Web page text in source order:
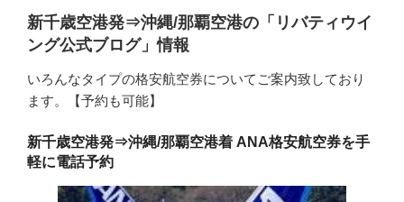
新千歳空港発⇒沖縄/那覇空港の「リバティウイ
ング公式ブログ」情報
いろんなタイプの格安航空券についてご案内致しており
ます。【予約も可能】
新千歳空港発⇒沖縄/那覇空港着 ANA格安航空券を手
軽に電話予約